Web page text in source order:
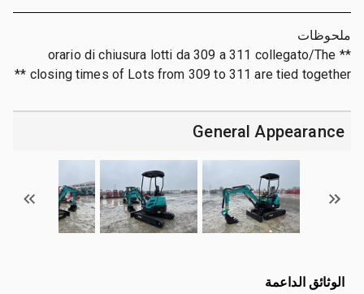
ملحوظات
** orario di chiusura lotti da 309 a 311 collegato/The
closing times of Lots from 309 to 311 are tied together **
General Appearance
الوثائق الداعمة